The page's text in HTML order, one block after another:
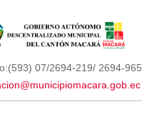
07/2694-219/ 2694-965